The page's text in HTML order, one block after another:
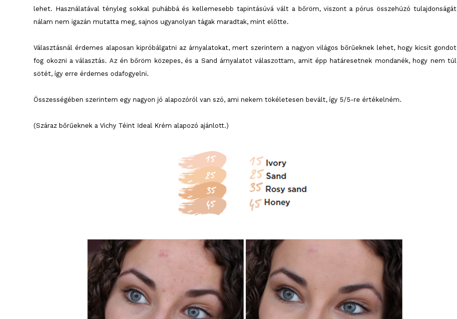
lehet. Használatával tényleg sokkal puhábbá és kellemesebb tapintásúvá vált a bőröm, viszont a pórus összehúzó tulajdonságát
nálam nem igazán mutatta meg, sajnos ugyanolyan tágak maradtak, mint előtte.
Választásnál érdemes alaposan kipróbálgatni az árnyalatokat, mert szerintem a nagyon világos bőrűeknek lehet, hogy kicsit gondot
fog okozni a választás. Az én bőröm közepes, és a Sand árnyalatot válaszottam, amit épp határesetnek mondanék, hogy nem túl
sötét, így erre érdemes odafogyelni.
Összességében szerintem egy nagyon jó alapozóról van szó, ami nekem tökéletesen bevált, így 5/5-re értékelném.
(Száraz bőrűeknek a Vichy Téint Ideal Krém alapozó ajánlott.)